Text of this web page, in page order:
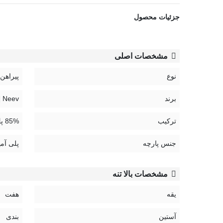
Munika 4427
جزئیات محصول
مشخصات اصلی
نوع پیراهن
برند Neev | نیو
ترکیب 85% پلی آمید، 15% الستین
جنس پارچه پلی
مشخصات بالا تنه
یقه هفت
آستین بندی